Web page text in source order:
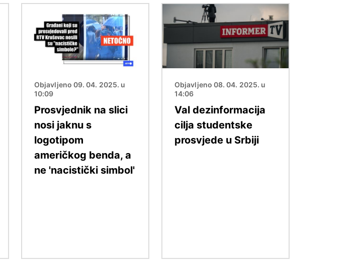
Objavljeno 09. 04. 2025. u
10:09
Prosvjednik na slici
nosi jaknu s
logotipom
američkog benda, a
ne 'nacistički simbol'
Objavljeno 08. 04. 2025. u
14:06
Val dezinformacija
cilja studentske
prosvjede u Srbiji